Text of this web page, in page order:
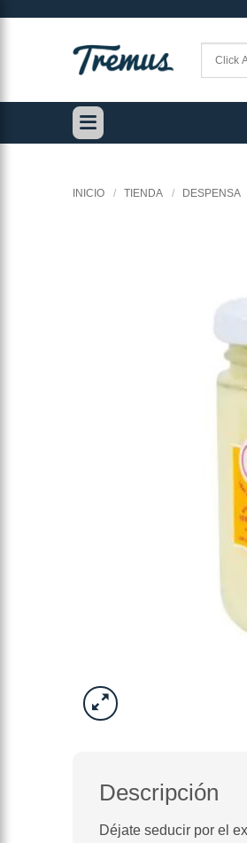
INICIO / TIENDA / DESPENSA
Descripción
Déjate seducir por el